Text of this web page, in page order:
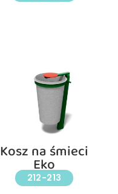
Kosz na śmieci
Eko
212-213